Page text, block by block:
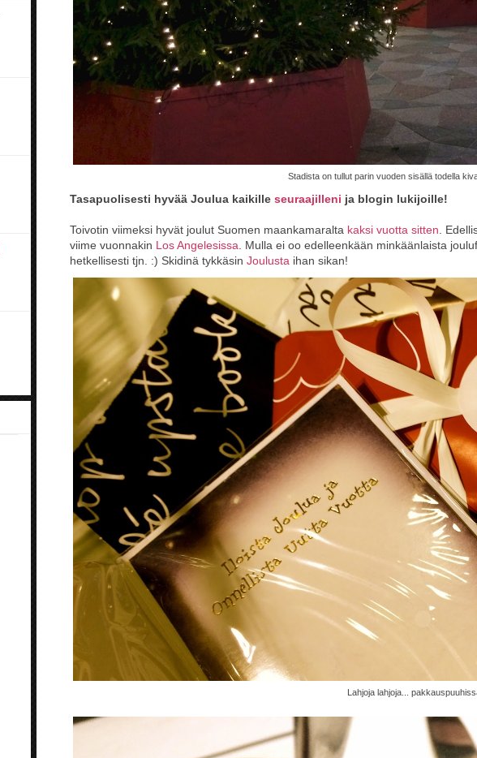
Stadista on tullut parin vuoden sisällä todella
Tasapuolisesti hyvää Joulua kaikille seuraajilleni ja blogin lukijoille!
Toivotin viimeksi hyvät joulut Suomen maankamaralta kaksi vuotta sitten .
viime vuonnakin Los Angelesissa . Mulla ei oo edelleenkään minkäänlaista
hetkellisesti tjn. :) Skidinä tykkäsin Joulusta ihan sikan!
Lahjoja lahjoja...